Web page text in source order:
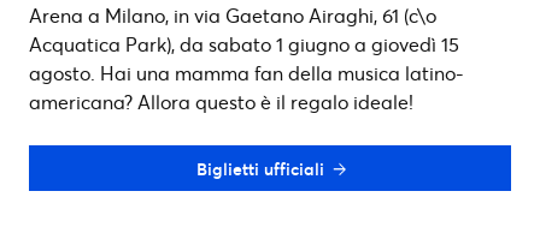
Arena a Milano, in via Gaetano Airaghi, 61 (c\o
Acquatica Park), da sabato 1 giugno a giovedì 15
agosto. Hai una mamma fan della musica latino-
americana? Allora questo è il regalo ideale!
Biglietti ufficiali